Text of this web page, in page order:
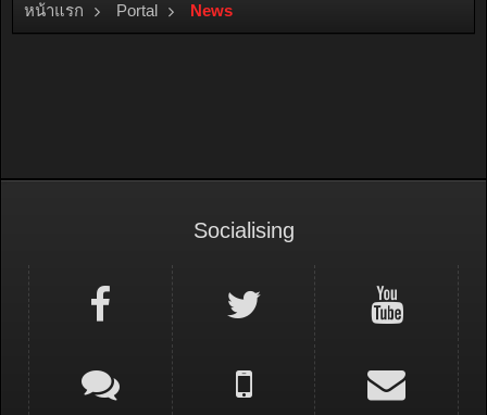
หน้าแรก Portal News
Socialising